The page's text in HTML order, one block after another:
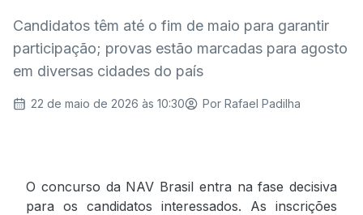
Candidatos têm até o fim de maio para garantir
participação; provas estão marcadas para agosto
em diversas cidades do país
22 de maio de 2026 às 10:30 Por Rafael Padilha
O concurso da NAV Brasil entra na fase decisiva
para os candidatos interessados. As inscrições